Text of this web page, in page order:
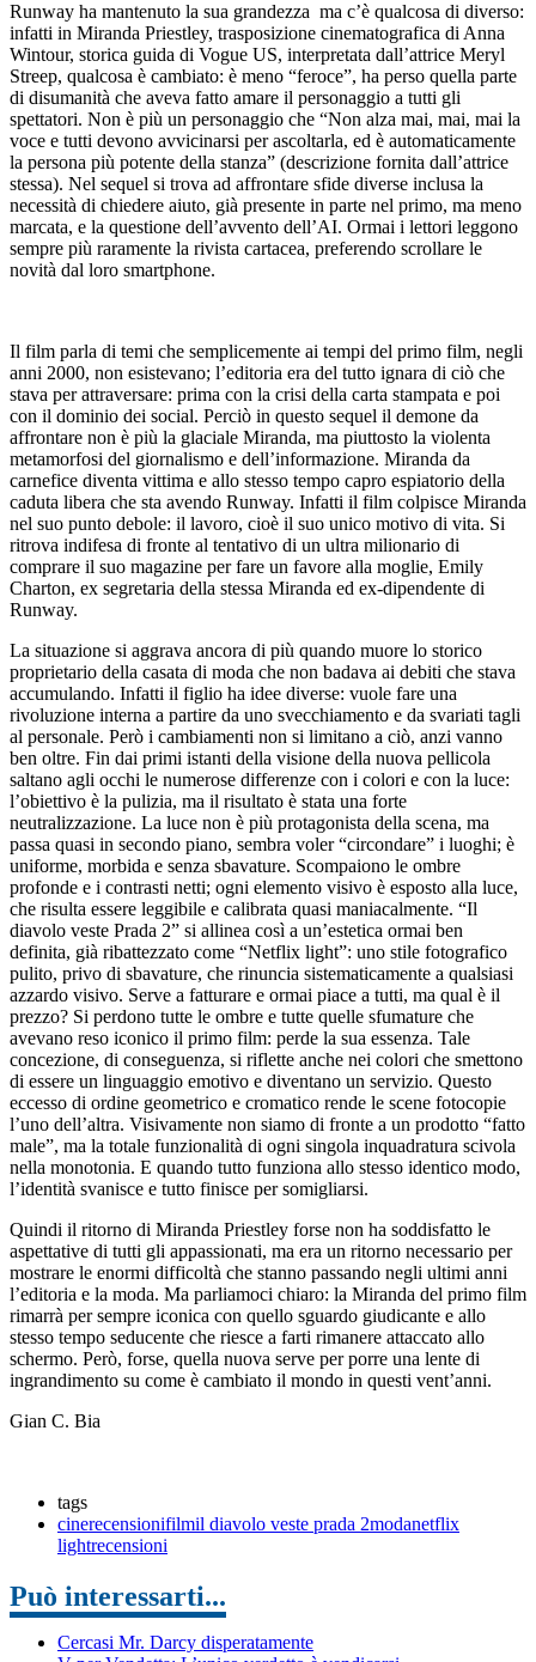
Runway ha mantenuto la sua grandezza ma c’è qualcosa di diverso:
infatti in Miranda Priestley, trasposizione cinematografica di Anna
Wintour, storica guida di Vogue US, interpretata dall’attrice Meryl
Streep, qualcosa è cambiato: è meno “feroce”, ha perso quella parte
di disumanità che aveva fatto amare il personaggio a tutti gli
spettatori. Non è più un personaggio che “Non alza mai, mai, mai la
voce e tutti devono avvicinarsi per ascoltarla, ed è automaticamente
la persona più potente della stanza” (descrizione fornita dall’attrice
stessa). Nel sequel si trova ad affrontare sfide diverse inclusa la
necessità di chiedere aiuto, già presente in parte nel primo, ma meno
marcata, e la questione dell’avvento dell’AI. Ormai i lettori leggono
sempre più raramente la rivista cartacea, preferendo scrollare le
novità dal loro smartphone.
Il film parla di temi che semplicemente ai tempi del primo film, negli
anni 2000, non esistevano; l’editoria era del tutto ignara di ciò che
stava per attraversare: prima con la crisi della carta stampata e poi
con il dominio dei social. Perciò in questo sequel il demone da
affrontare non è più la glaciale Miranda, ma piuttosto la violenta
metamorfosi del giornalismo e dell’informazione. Miranda da
carnefice diventa vittima e allo stesso tempo capro espiatorio della
caduta libera che sta avendo Runway. Infatti il film colpisce Miranda
nel suo punto debole: il lavoro, cioè il suo unico motivo di vita. Si
ritrova indifesa di fronte al tentativo di un ultra milionario di
comprare il suo magazine per fare un favore alla moglie, Emily
Charton, ex segretaria della stessa Miranda ed ex-dipendente di
Runway.
La situazione si aggrava ancora di più quando muore lo storico
proprietario della casata di moda che non badava ai debiti che stava
accumulando. Infatti il figlio ha idee diverse: vuole fare una
rivoluzione interna a partire da uno svecchiamento e da svariati tagli
al personale. Però i cambiamenti non si limitano a ciò, anzi vanno
ben oltre. Fin dai primi istanti della visione della nuova pellicola
saltano agli occhi le numerose differenze con i colori e con la luce:
l’obiettivo è la pulizia, ma il risultato è stata una forte
neutralizzazione. La luce non è più protagonista della scena, ma
passa quasi in secondo piano, sembra voler “circondare” i luoghi; è
uniforme, morbida e senza sbavature. Scompaiono le ombre
profonde e i contrasti netti; ogni elemento visivo è esposto alla luce,
che risulta essere leggibile e calibrata quasi maniacalmente. “Il
diavolo veste Prada 2” si allinea così a un’estetica ormai ben
definita, già ribattezzato come “Netflix light”: uno stile fotografico
pulito, privo di sbavature, che rinuncia sistematicamente a qualsiasi
azzardo visivo. Serve a fatturare e ormai piace a tutti, ma qual è il
prezzo? Si perdono tutte le ombre e tutte quelle sfumature che
avevano reso iconico il primo film: perde la sua essenza. Tale
concezione, di conseguenza, si riflette anche nei colori che smettono
di essere un linguaggio emotivo e diventano un servizio. Questo
eccesso di ordine geometrico e cromatico rende le scene fotocopie
l’uno dell’altra. Visivamente non siamo di fronte a un prodotto “fatto
male”, ma la totale funzionalità di ogni singola inquadratura scivola
nella monotonia. E quando tutto funziona allo stesso identico modo,
l’identità svanisce e tutto finisce per somigliarsi.
Quindi il ritorno di Miranda Priestley forse non ha soddisfatto le
aspettative di tutti gli appassionati, ma era un ritorno necessario per
mostrare le enormi difficoltà che stanno passando negli ultimi anni
l’editoria e la moda. Ma parliamoci chiaro: la Miranda del primo film
rimarrà per sempre iconica con quello sguardo giudicante e allo
stesso tempo seducente che riesce a farti rimanere attaccato allo
schermo. Però, forse, quella nuova serve per porre una lente di
ingrandimento su come è cambiato il mondo in questi vent’anni.
Gian C. Bia
tags
cinerecensionifilmil diavolo veste prada 2modanetflix
lightrecensioni
Può interessarti...
Cercasi Mr. Darcy disperatamente